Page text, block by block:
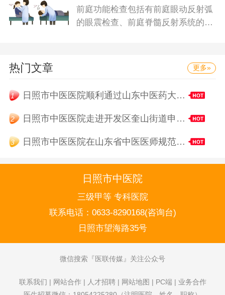
前庭功能检查包括有前庭眼动反射弧
的眼震检查、前庭脊髓反射系统的平
热门文章 更多»
1 日照市中医医院顺利通过山东中医药大学中医医师规范化培训基地考核评估
2 日照市中医医院走进开发区奎山街道申家楼村开展“体医融合，战胜卒中”义诊活动
3 日照市中医医院在山东省中医医师规范化培训师资技能竞赛中斩获殊荣
日照市中医院
三级甲等 专科医院
联系电话： 0633-8290168(咨询台)
日照市望海路35号
微信搜索 医联传媒 关注公众号
联系我们 | 网站合作| 人才招聘| 网站地图 | PC端| 业务合作